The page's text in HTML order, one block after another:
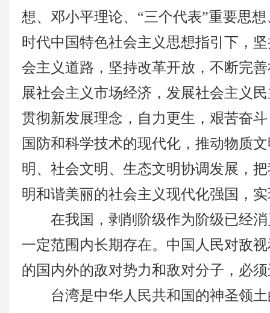
想、邓小平理论、 “三个代表”重要思
时代中国特色社会主义思想指引下，
会主义道路，坚持改革开放，不断完
展社会主义市场经济，发展社会主义
贯彻新发展理念，自力更生，艰苦奋
国防和科学技术的现代化，推动物质
明、社会文明、生态文明协调发展，
明和谐美丽的社会主义现代化强国，
在我国，剥削阶级作为阶级已经消
一定范围内长期存在。中国人民对敌
的国内外的敌对势力和敌对分子，必
台湾是中华人民共和国的神圣领土